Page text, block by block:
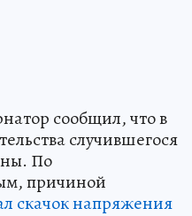
сообщил, что в
случившегося
По
причиной
скачок напряжения